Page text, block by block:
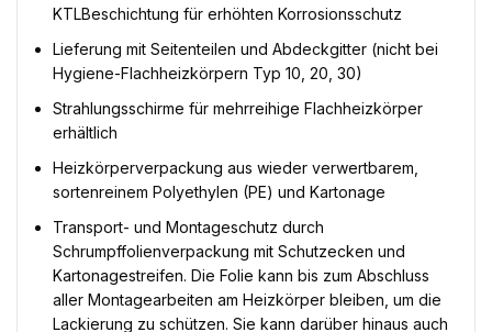
KTLBeschichtung für erhöhten Korrosionsschutz
Lieferung mit Seitenteilen und Abdeckgitter (nicht bei
Hygiene-Flachheizkörpern Typ 10, 20, 30)
Strahlungsschirme für mehrreihige Flachheizkörper
erhältlich
Heizkörperverpackung aus wieder verwertbarem,
sortenreinem Polyethylen (PE) und Kartonage
Transport- und Montageschutz durch
Schrumpffolienverpackung mit Schutzecken und
Kartonagestreifen. Die Folie kann bis zum Abschluss
aller Montagearbeiten am Heizkörper bleiben, um die
Lackierung zu schützen. Sie kann darüber hinaus auch